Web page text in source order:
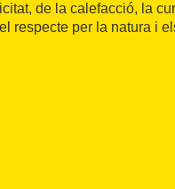
de la calefacció, la
respecte per la natura i